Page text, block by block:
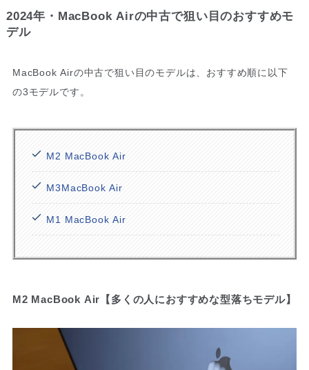
2024年・MacBook Airの中古で狙い目のおすすめモ
デル
MacBook Airの中古で狙い目のモデルは、おすすめ順に以下
の3モデルです。
M2 MacBook Air
M3MacBook Air
M1 MacBook Air
M2 MacBook Air【多くの人におすすめな型落ちモデル】